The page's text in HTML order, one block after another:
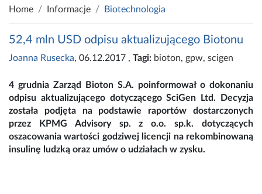
Home Informacje Biotechnologia
52,4 mln USD odpisu aktualizującego Biotonu
Joanna Rusecka, 06.12.2017 , Tagi: bioton, gpw, scigen
4 grudnia Zarząd Bioton S.A. poinformował o dokonaniu
odpisu aktualizującego dotyczącego SciGen Ltd. Decyzja
została podjęta na podstawie raportów dostarczonych
przez KPMG Advisory sp. z o.o. sp.k. dotyczących
oszacowania wartości godziwej licencji na rekombinowaną
insulinę ludzką oraz umów o udziałach w zysku.